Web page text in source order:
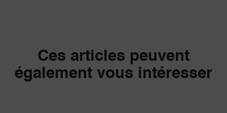
Ces articles peuvent
également vous intéresser